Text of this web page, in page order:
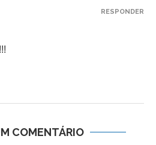
RESPONDER
COMENTÁRIO